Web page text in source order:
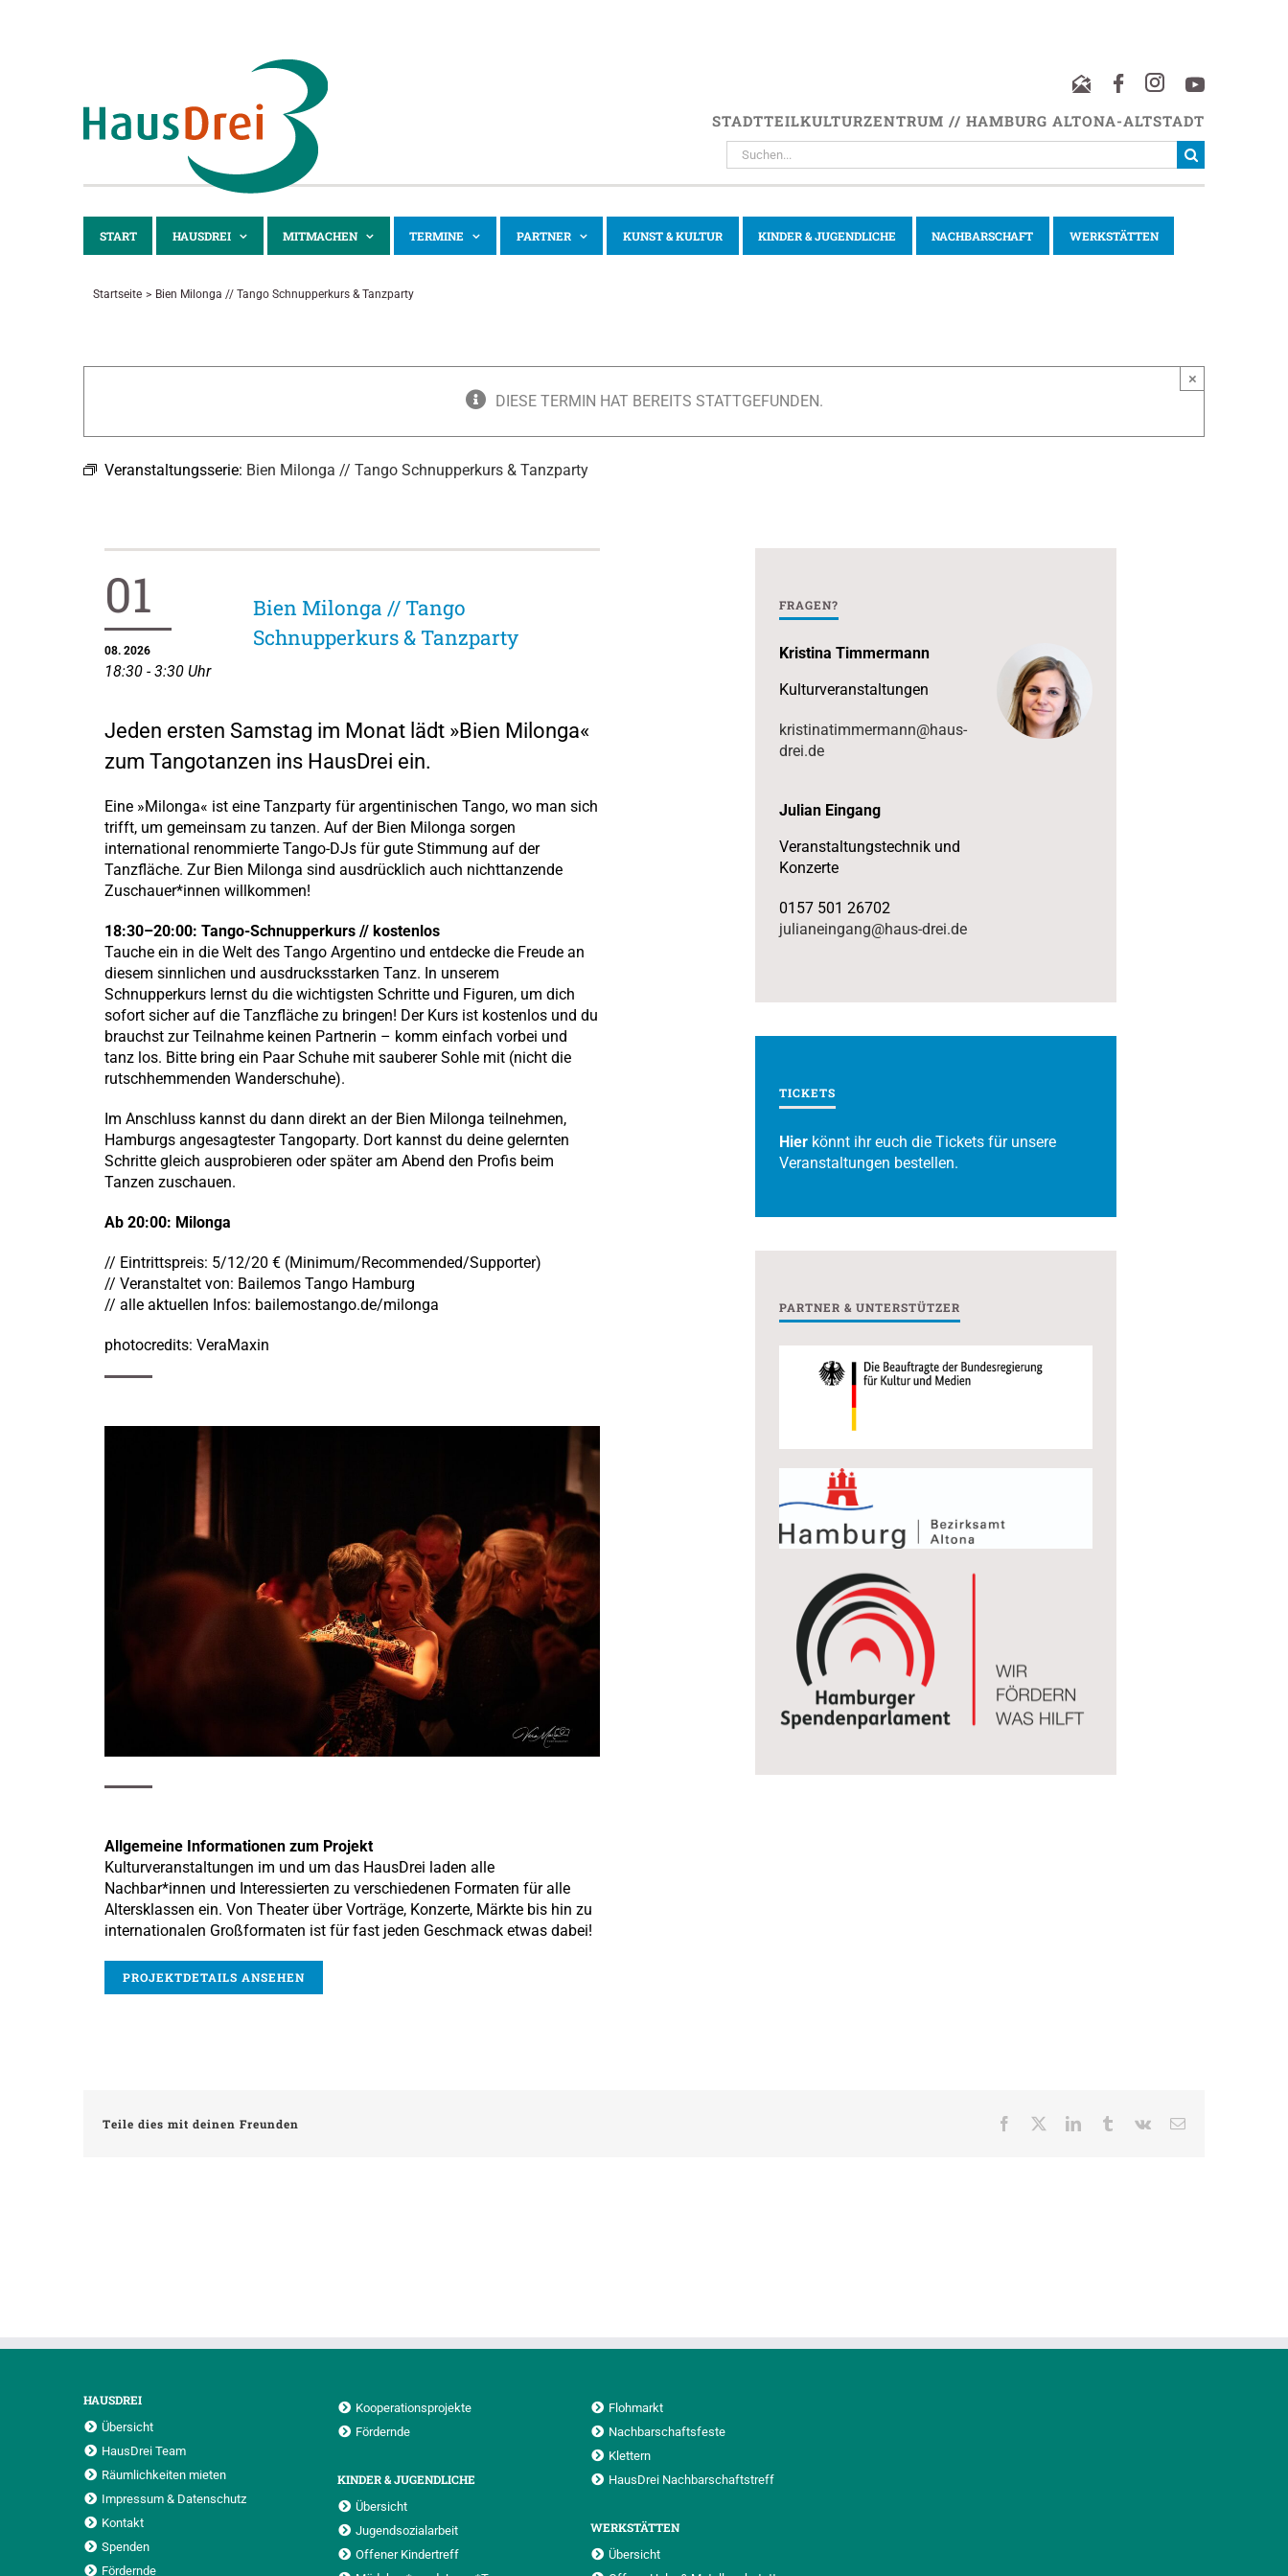
STADTTEILKULTURZENTRUM // HAMBURG ALTONA-ALTSTADT
SUCHE
NACH:
START HAUSDREI MITMACHEN TERMINE PARTNER KUNST & KULTUR KINDER & JUGENDLICHE NACHBARSCHAFT WERKSTÄTTEN
Startseite Bien Milonga // Tango Schnupperkurs & Tanzparty
DIESE TERMIN HAT BEREITS STATTGEFUNDEN.
×
Veranstaltungsserie: Bien Milonga // Tango Schnupperkurs & Tanzparty
01
08. 2026
18:30 - 3:30 Uhr
Bien Milonga // Tango
Schnupperkurs & Tanzparty
Jeden ersten Samstag im Monat lädt »Bien Milonga«
zum Tangotanzen ins HausDrei ein.
Eine »Milonga« ist eine Tanzparty für argentinischen Tango, wo man sich
trifft, um gemeinsam zu tanzen. Auf der Bien Milonga sorgen
international renommierte Tango-DJs für gute Stimmung auf der
Tanzfläche. Zur Bien Milonga sind ausdrücklich auch nichttanzende
Zuschauer*innen willkommen!
18:30–20:00: Tango-Schnupperkurs // kostenlos
Tauche ein in die Welt des Tango Argentino und entdecke die Freude an
diesem sinnlichen und ausdrucksstarken Tanz. In unserem
Schnupperkurs lernst du die wichtigsten Schritte und Figuren, um dich
sofort sicher auf die Tanzfläche zu bringen! Der Kurs ist kostenlos und du
brauchst zur Teilnahme keinen Partnerin – komm einfach vorbei und
tanz los. Bitte bring ein Paar Schuhe mit sauberer Sohle mit (nicht die
rutschhemmenden Wanderschuhe).
Im Anschluss kannst du dann direkt an der Bien Milonga teilnehmen,
Hamburgs angesagtester Tangoparty. Dort kannst du deine gelernten
Schritte gleich ausprobieren oder später am Abend den Profis beim
Tanzen zuschauen.
Ab 20:00: Milonga
// Eintrittspreis: 5/12/20 € (Minimum/Recommended/Supporter)
// Veranstaltet von: Bailemos Tango Hamburg
// alle aktuellen Infos: bailemostango.de/milonga
photocredits: VeraMaxin
Allgemeine Informationen zum Projekt
Kulturveranstaltungen im und um das HausDrei laden alle
Nachbar*innen und Interessierten zu verschiedenen Formaten für alle
Altersklassen ein. Von Theater über Vorträge, Konzerte, Märkte bis hin zu
internationalen Großformaten ist für fast jeden Geschmack etwas dabei!
PROJEKTDETAILS ANSEHEN
FRAGEN?
Kristina Timmermann
Kulturveranstaltungen
kristinatimmermann@haus-
drei.de
Julian Eingang
Veranstaltungstechnik und
Konzerte
0157 501 26702
julianeingang@haus-drei.de
TICKETS
Hier könnt ihr euch die Tickets für unsere
Veranstaltungen bestellen.
PARTNER & UNTERSTÜTZER
Teile dies mit deinen Freunden Facebook LinkedInTumblrVk
E-
HAUSDREI
Übersicht
HausDrei Team
Räumlichkeiten mieten
Impressum & Datenschutz
Kontakt
Spenden
Fördernde
Kooperationsprojekte
Fördernde
KINDER & JUGENDLICHE
Übersicht
Jugendsozialarbeit
Offener Kindertreff
Flohmarkt
Nachbarschaftsfeste
Klettern
HausDrei Nachbarschaftstreff
WERKSTÄTTEN
Übersicht